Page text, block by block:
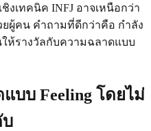
งเทคนิค INFJ อาจเหนือกว่า
ผู้คน คำถามที่ดีกว่าคือ กำลัง
รางวัลกับความฉลาดแบบ
บบ Feeling โดยไม่
บ